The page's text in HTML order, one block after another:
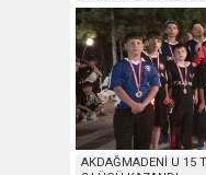
AKDAĞMADENİ U 15